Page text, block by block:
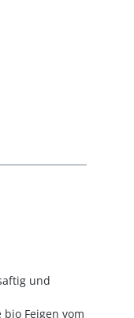
und
Feigen vom